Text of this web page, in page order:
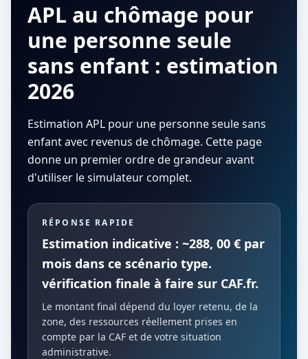
APL au chômage pour
une personne seule
sans enfant : estimation
2026
Estimation APL pour une personne seule sans
enfant avec revenus de chômage. Cette page
donne un premier ordre de grandeur avant
d'utiliser le simulateur complet.
RÉPONSE RAPIDE
Estimation indicative : ~288, 00 € par
mois dans ce scénario type.
vérification finale à faire sur CAF.fr.
Le montant final dépend du loyer retenu, de la
zone, des ressources réellement prises en
compte par la CAF et de votre situation
administrative.